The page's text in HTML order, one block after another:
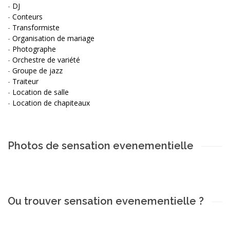
- DJ
- Conteurs
- Transformiste
- Organisation de mariage
- Photographe
- Orchestre de variété
- Groupe de jazz
- Traiteur
- Location de salle
- Location de chapiteaux
Photos de sensation evenementielle
Ou trouver sensation evenementielle ?